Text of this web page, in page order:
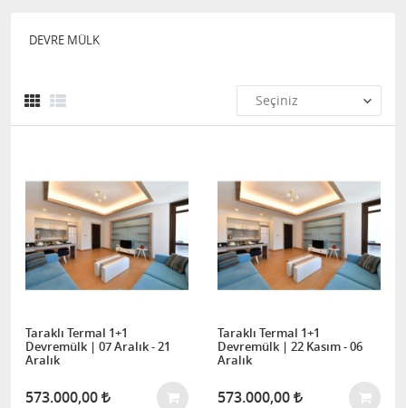
DEVRE MÜLK
Taraklı Termal 1+1
Devremülk | 07 Aralık - 21
Aralık
573.000,00
Taraklı Termal 1+1
Devremülk | 22 Kasım - 06
Aralık
573.000,00